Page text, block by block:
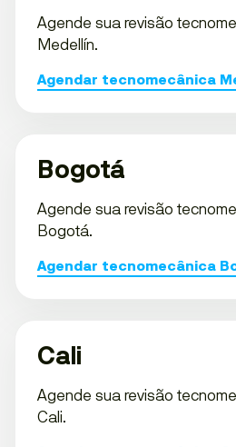
Agende sua revisão
Medellín.
Agendar tecnomecânica
Bogotá
Agende sua revisão
Bogotá.
Agendar tecnomecânica
Cali
Agende sua revisão
Cali.